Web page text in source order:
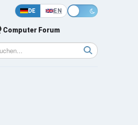
DE EN
Computer Forum